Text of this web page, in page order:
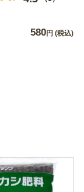
580円 (税込)